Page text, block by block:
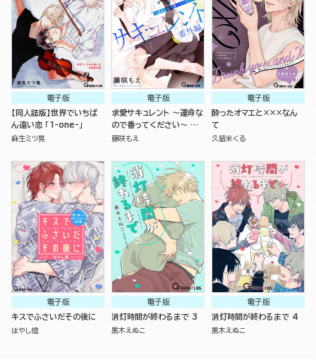
電子版
【同人誌版】世界でいちば
ん遠い恋 「1-one-」
麻生ミツ晃
電子版
求愛サキュレント ～運命な
ので番ってください～ 番
外編
藤咲もえ
電子版
酔ったオマエと×××なん
て
久留米くる
電子版
キスでふさいだその後に
はやし燈
電子版
消灯時間が終わるまで 3
黒木えぬこ
電子版
消灯時間が終わるまで 4
黒木えぬこ